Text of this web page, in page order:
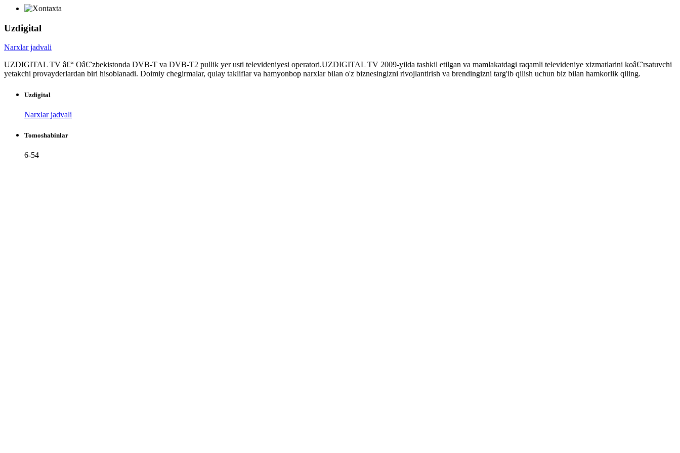
Uzdigital
Narxlar jadvali
UZDIGITAL TV â€“ Oâ€˜zbekistonda DVB-T va DVB-T2 pullik yer usti televideniyesi operatori.UZDIGITAL TV 2009-yilda tashkil etilgan va mamlakatdagi raqamli televideniye xizmatlarini koâ€˜rsatuvchi
yetakchi provayderlardan biri hisoblanadi. Doimiy chegirmalar, qulay takliflar va hamyonbop narxlar bilan o'z biznesingizni rivojlantirish va brendingizni targ'ib qilish uchun biz bilan hamkorlik qiling.
Uzdigital
Narxlar jadvali
Tomoshabinlar
6-54